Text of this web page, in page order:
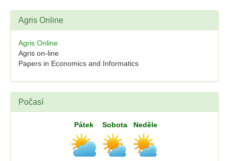
Agris Online
Agris Online
Agris on-line
Papers in Economics and Informatics
Počasí
Pátek Sobota Neděle